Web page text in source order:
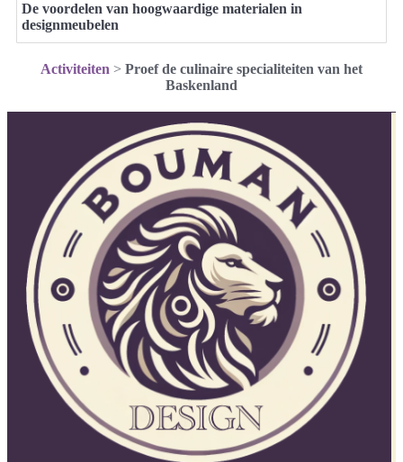
De voordelen van hoogwaardige materialen in
designmeubelen
Activiteiten > Proef de culinaire specialiteiten van het
Baskenland